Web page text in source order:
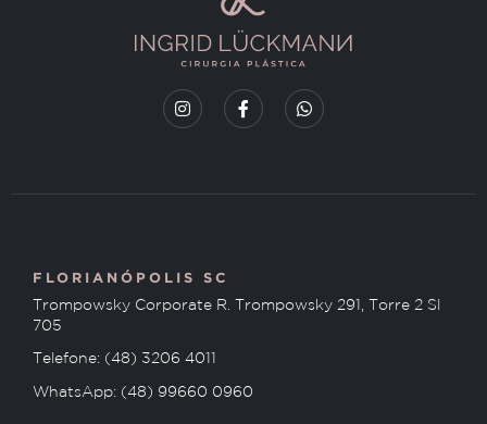
FLORIANÓPOLIS SC
Trompowsky Corporate R. Trompowsky 291, Torre 2 Sl
705
Telefone: (48) 3206 4011
WhatsApp: (48) 99660 0960